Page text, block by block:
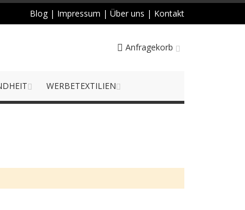
Blog | Impressum | Über uns | Kontakt
Anfragekorb
WERBETEXTILIEN